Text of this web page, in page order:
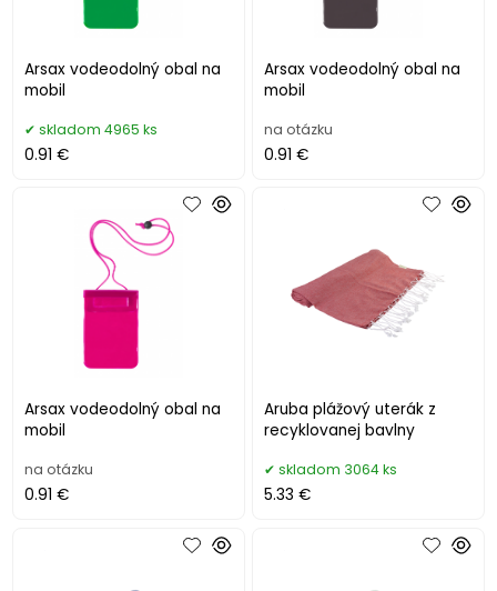
Arsax vodeodolný obal na
mobil
skladom 4965 ks
0.91 €
Arsax vodeodolný obal na
mobil
na otázku
0.91 €
Arsax vodeodolný obal na
mobil
na otázku
0.91 €
Aruba plážový uterák z
recyklovanej bavlny
skladom 3064 ks
5.33 €